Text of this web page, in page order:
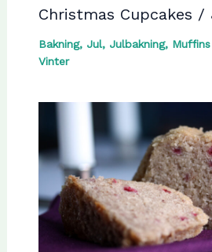
Christmas Cupcakes
Bakning, Jul, Julbakning,
Vinter